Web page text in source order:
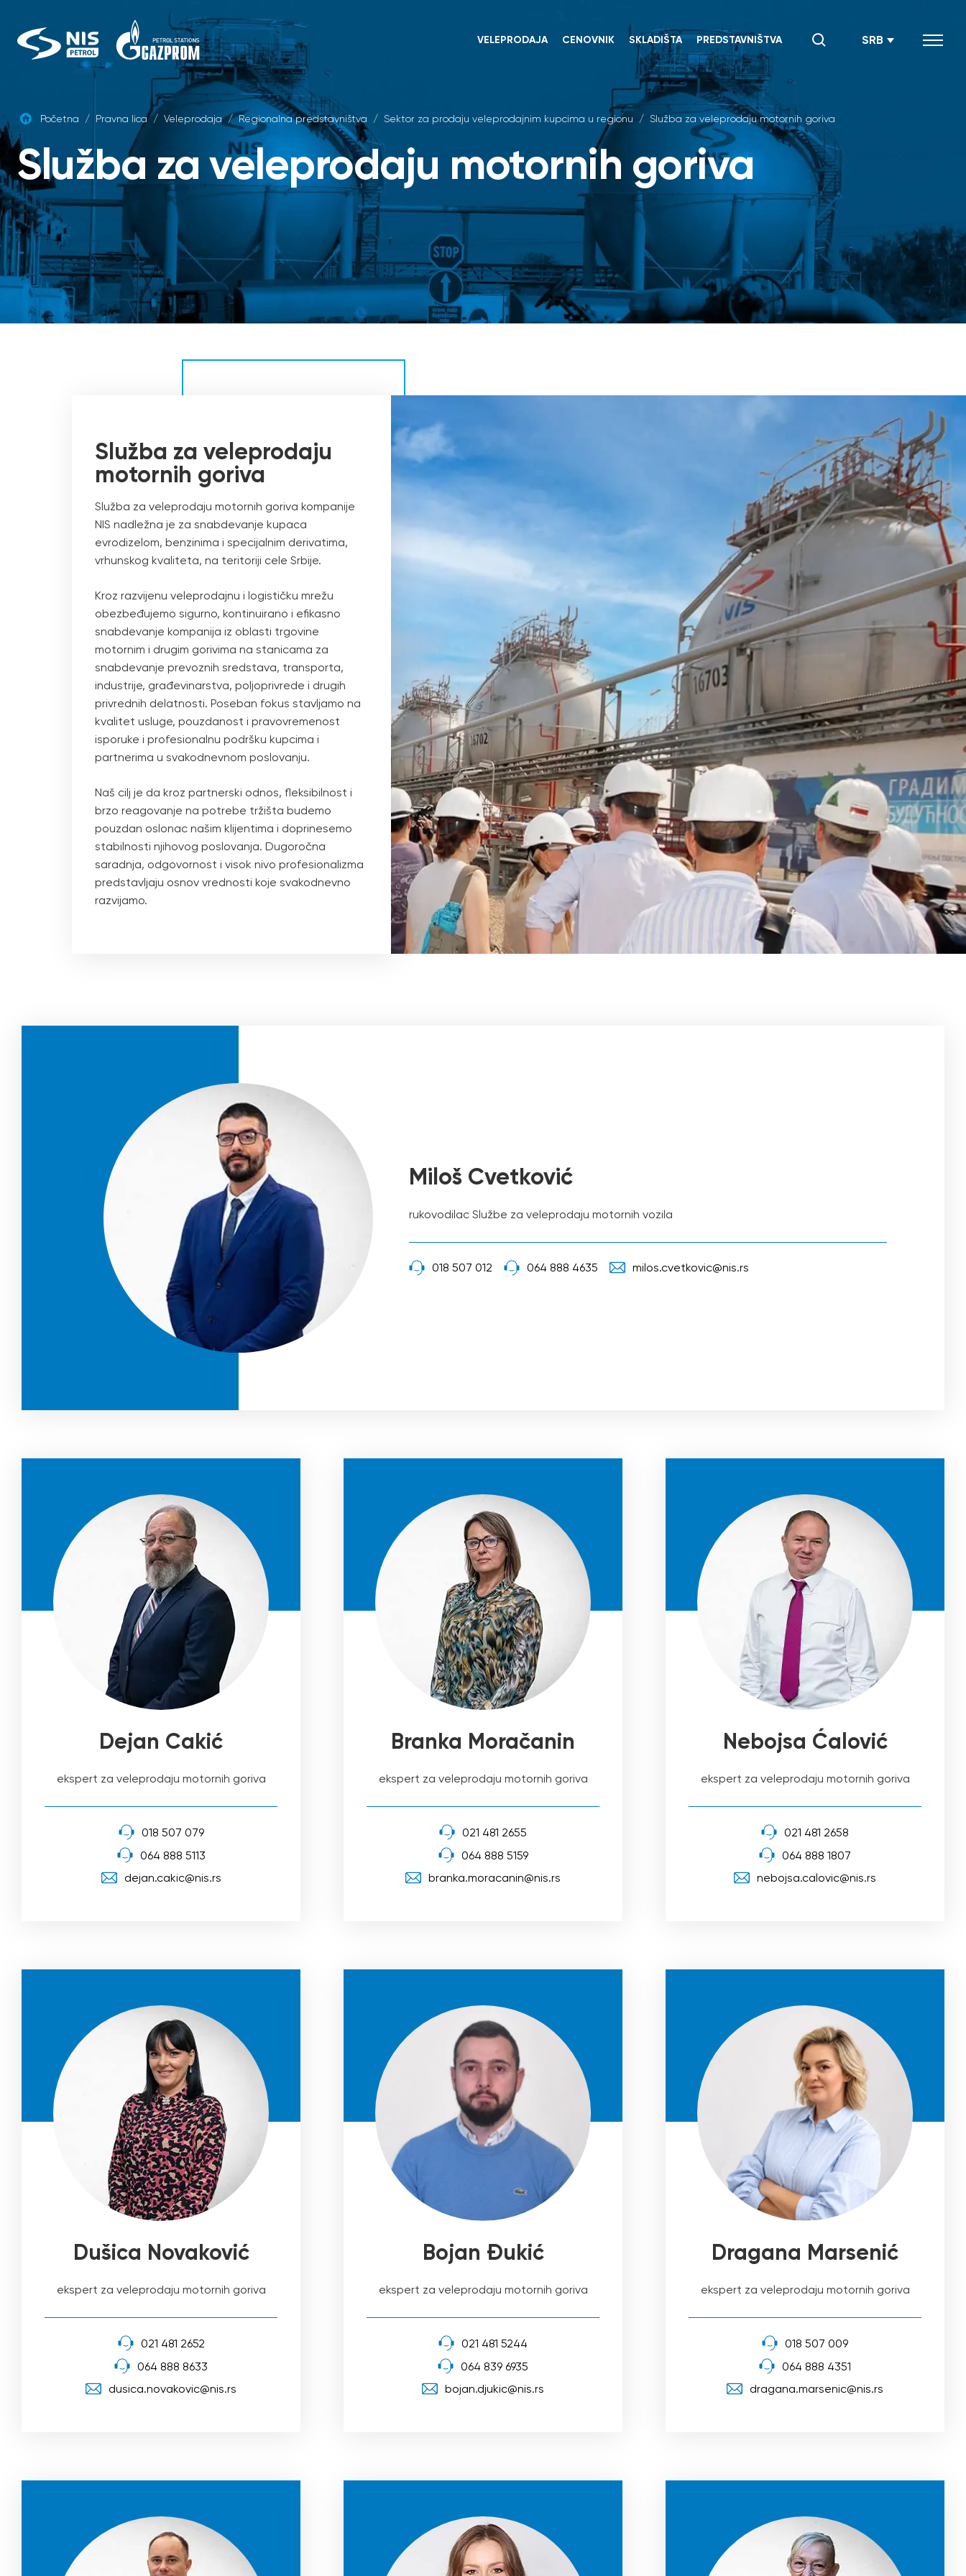
VELEPRODAJA CENOVNIK SKLADIŠTA PREDSTAVNIŠTVA
SRB
content
Početna / Pravna lica / Veleprodaja / Regionalna predstavništva / Sektor za prodaju veleprodajnim kupcima u regionu / Služba za veleprodaju motornih goriva
Služba za veleprodaju motornih goriva
Služba za veleprodaju
motornih goriva
Služba za veleprodaju motornih goriva kompanije
NIS nadležna je za snabdevanje kupaca
evrodizelom, benzinima i specijalnim derivatima,
vrhunskog kvaliteta, na teritoriji cele Srbije.
Kroz razvijenu veleprodajnu i logističku mrežu
obezbeđujemo sigurno, kontinuirano i efikasno
snabdevanje kompanija iz oblasti trgovine
motornim i drugim gorivima na stanicama za
snabdevanje prevoznih sredstava, transporta,
industrije, građevinarstva, poljoprivrede i drugih
privrednih delatnosti. Poseban fokus stavljamo na
kvalitet usluge, pouzdanost i pravovremenost
isporuke i profesionalnu podršku kupcima i
partnerima u svakodnevnom poslovanju.
Naš cilj je da kroz partnerski odnos, fleksibilnost i
brzo reagovanje na potrebe tržišta budemo
pouzdan oslonac našim klijentima i doprinesemo
stabilnosti njihovog poslovanja. Dugoročna
saradnja, odgovornost i visok nivo profesionalizma
predstavljaju osnov vrednosti koje svakodnevno
razvijamo.
Miloš Cvetković
rukovodilac Službe za veleprodaju motornih vozila
018 507 012 064 888 4635 milos.cvetkovic@nis.rs
Dejan Cakić
ekspert za veleprodaju motornih goriva
018 507 079
064 888 5113
dejan.cakic@nis.rs
Branka Moračanin
ekspert za veleprodaju motornih goriva
021 481 2655
064 888 5159
branka.moracanin@nis.rs
Nebojsa Ćalović
ekspert za veleprodaju motornih goriva
021 481 2658
064 888 1807
nebojsa.calovic@nis.rs
Dušica Novaković
ekspert za veleprodaju motornih goriva
021 481 2652
064 888 8633
dusica.novakovic@nis.rs
Bojan Ðukić
ekspert za veleprodaju motornih goriva
021 481 5244
064 839 6935
bojan.djukic@nis.rs
Dragana Marsenić
ekspert za veleprodaju motornih goriva
018 507 009
064 888 4351
dragana.marsenic@nis.rs